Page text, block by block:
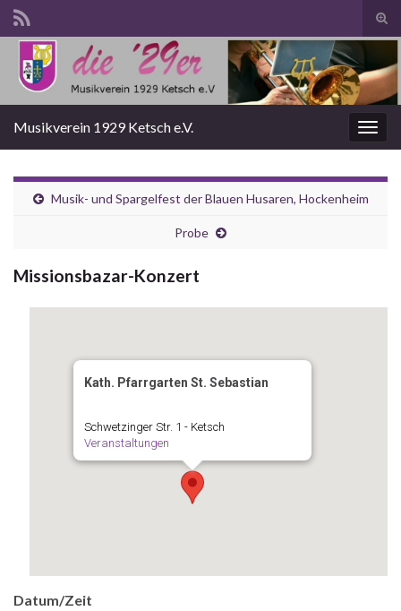
Search for:
Musikverein 1929 Ketsch e.V.
Musik- und Spargelfest der Blauen Husaren, Hockenheim
Probe
Missionsbazar-Konzert
Kath. Pfarrgarten St. Sebastian
Schwetzinger Str. 1 - Ketsch
Veranstaltungen
Datum/Zeit